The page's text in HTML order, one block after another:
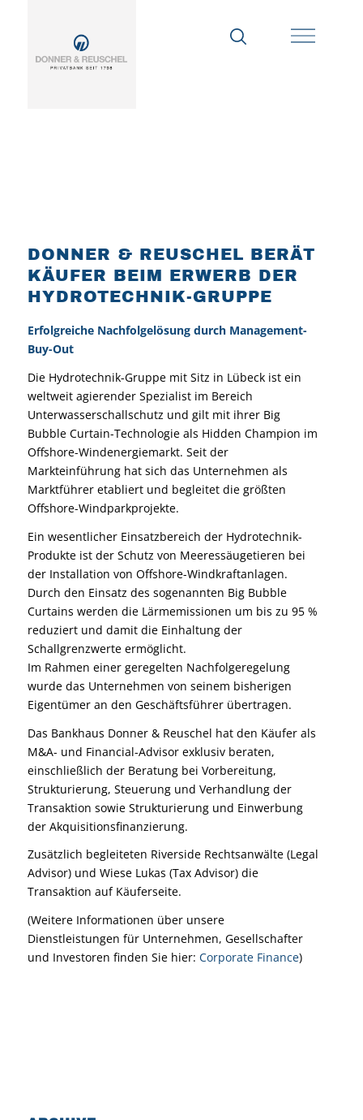
DONNER & REUSCHEL BERÄT
KÄUFER BEIM ERWERB DER
HYDROTECHNIK-GRUPPE
Erfolgreiche Nachfolgelösung durch Management-
Buy-Out
Die Hydrotechnik-Gruppe mit Sitz in Lübeck ist ein
weltweit agierender Spezialist im Bereich
Unterwasserschallschutz und gilt mit ihrer Big
Bubble Curtain-Technologie als Hidden Champion im
Offshore-Windenergiemarkt. Seit der
Markteinführung hat sich das Unternehmen als
Marktführer etabliert und begleitet die größten
Offshore-Windparkprojekte.
Ein wesentlicher Einsatzbereich der Hydrotechnik-
Produkte ist der Schutz von Meeressäugetieren bei
der Installation von Offshore-Windkraftanlagen.
Durch den Einsatz des sogenannten Big Bubble
Curtains werden die Lärmemissionen um bis zu 95 %
reduziert und damit die Einhaltung der
Schallgrenzwerte ermöglicht.
Im Rahmen einer geregelten Nachfolgeregelung
wurde das Unternehmen von seinem bisherigen
Eigentümer an den Geschäftsführer übertragen.
Das Bankhaus Donner & Reuschel hat den Käufer als
M&A- und Financial-Advisor exklusiv beraten,
einschließlich der Beratung bei Vorbereitung,
Strukturierung, Steuerung und Verhandlung der
Transaktion sowie Strukturierung und Einwerbung
der Akquisitionsfinanzierung.
Zusätzlich begleiteten Riverside Rechtsanwälte (Legal
Advisor) und Wiese Lukas (Tax Advisor) die
Transaktion auf Käuferseite.
(Weitere Informationen über unsere
Dienstleistungen für Unternehmen, Gesellschafter
und Investoren finden Sie hier: Corporate Finance)